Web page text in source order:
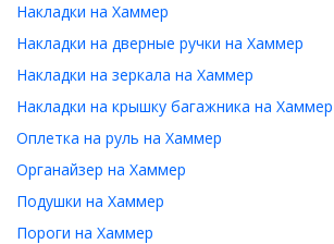
Накладки на Хаммер
Накладки на дверные ручки на Хаммер
Накладки на зеркала на Хаммер
Накладки на крышку багажника на Хаммер
Оплетка на руль на Хаммер
Органайзер на Хаммер
Подушки на Хаммер
Пороги на Хаммер